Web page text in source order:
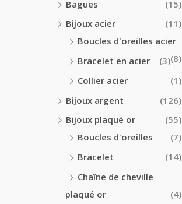
Bagues
(15)
Bijoux acier
(11)
Boucles d'oreilles acier
(8)
Bracelet en acier
(3)
Collier acier
(1)
Bijoux argent
(126)
Bijoux plaqué or
(55)
Boucles d'oreilles
(7)
Bracelet
(14)
Chaîne de cheville
plaqué or
(4)